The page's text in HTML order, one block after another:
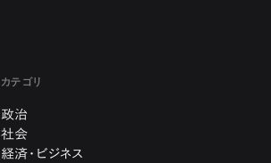
カテゴリ
政治
社会
経済・ビジネス